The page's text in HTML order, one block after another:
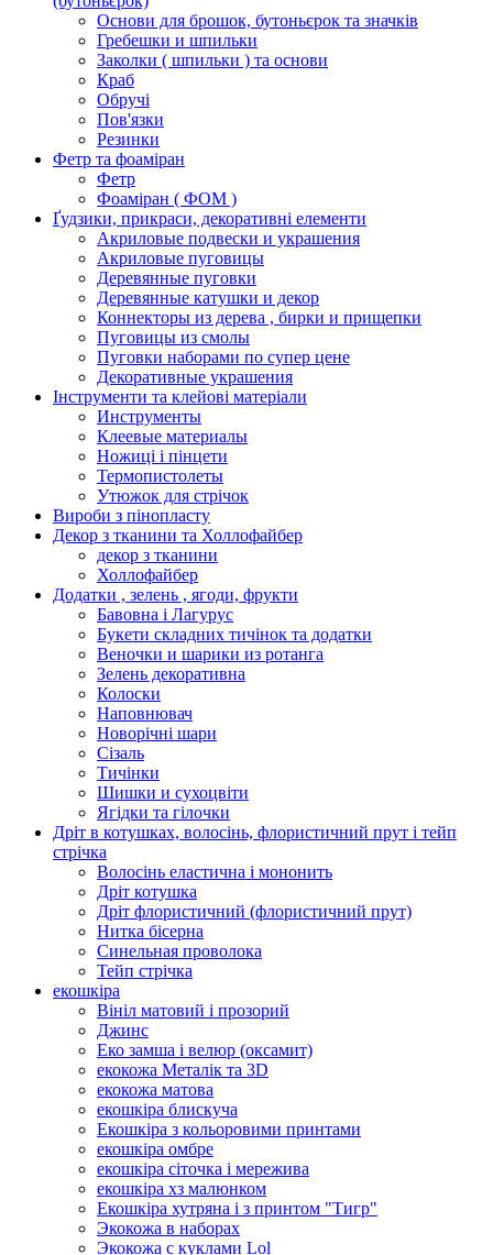
Основи для брошок, бутоньєрок та значків
Гребешки и шпильки
Заколки ( шпильки ) та основи
Краб
Обручі
Пов'язки
Резинки
Фетр та фоаміран
Фетр
Фоаміран ( ФОМ )
Ґудзики, прикраси, декоративні елементи
Акриловые подвески и украшения
Акриловые пуговицы
Деревянные пуговки
Деревянные катушки и декор
Коннекторы из дерева , бирки и прищепки
Пуговицы из смолы
Пуговки наборами по супер цене
Декоративные украшения
Інструменти та клейові матеріали
Инструменты
Клеевые материалы
Ножиці і пінцети
Термопистолеты
Утюжок для стрічок
Вироби з пінопласту
Декор з тканини та Холлофайбер
декор з тканини
Холлофайбер
Додатки , зелень , ягоди, фрукти
Бавовна і Лагурус
Букети складних тичінок та додатки
Веночки и шарики из ротанга
Зелень декоративна
Колоски
Наповнювач
Новорічні шари
Сізаль
Тичінки
Шишки и сухоцвіти
Ягідки та гілочки
Дріт в котушках, волосінь, флористичний прут і тейп
стрічка
Волосінь еластична і мононить
Дріт котушка
Дріт флористичний (флористичний прут)
Нитка бісерна
Синельная проволока
Тейп стрічка
екошкіра
Вініл матовий і прозорий
Джинс
Еко замша і велюр (оксамит)
екокожа Металік та 3D
екокожа матова
екошкіра блискуча
Екошкіра з кольоровими принтами
екошкіра омбре
екошкіра сіточка і мережива
екошкіра хз малюнком
Екошкіра хутряна і з принтом "Тигр"
Экокожа в наборах
Экокожа с куклами Lol